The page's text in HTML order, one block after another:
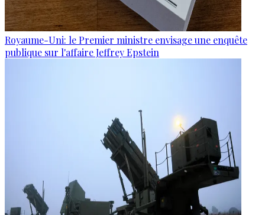
Royaume-Uni: le Premier ministre envisage une enquête
publique sur l'affaire Jeffrey Epstein